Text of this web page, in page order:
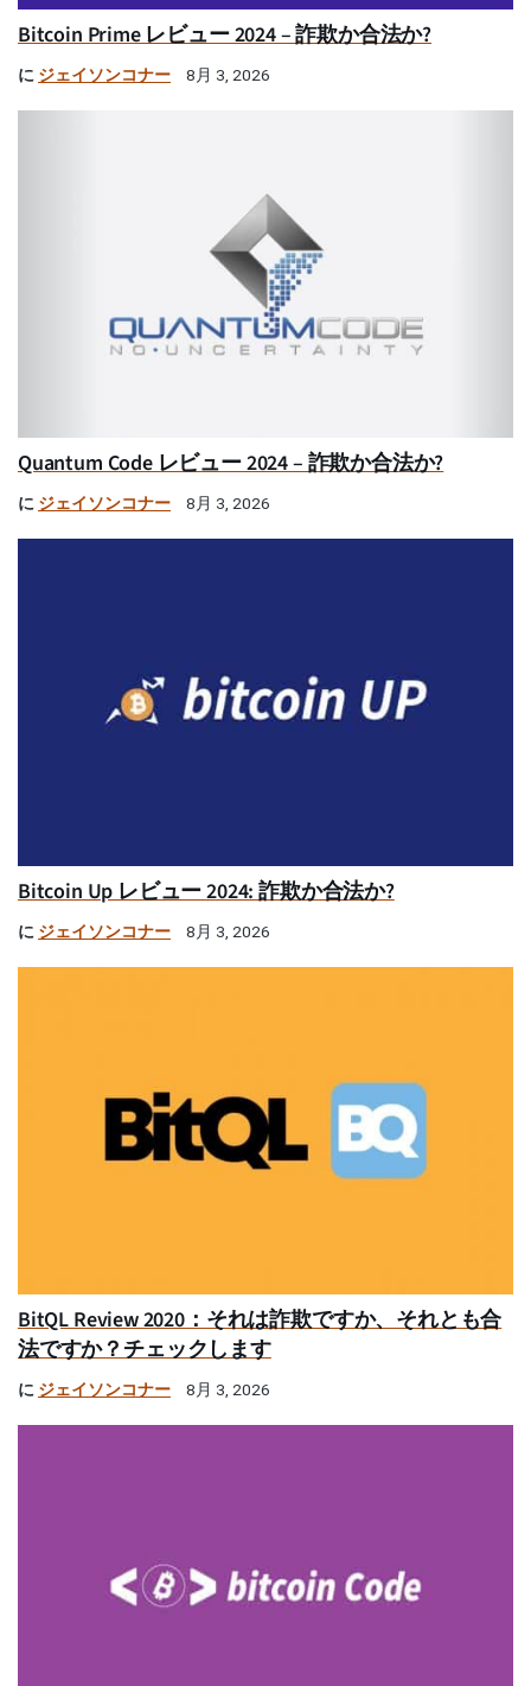
Bitcoin Prime レビュー 2024 – 詐欺か合法か?
に ジェイソンコナー 8月 3, 2026
Quantum Code レビュー 2024 – 詐欺か合法か?
に ジェイソンコナー 8月 3, 2026
Bitcoin Up レビュー 2024: 詐欺か合法か?
に ジェイソンコナー 8月 3, 2026
BitQL Review 2020：それは詐欺ですか、それとも合
法ですか？チェックします
に ジェイソンコナー 8月 3, 2026